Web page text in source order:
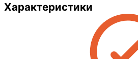
Характеристики